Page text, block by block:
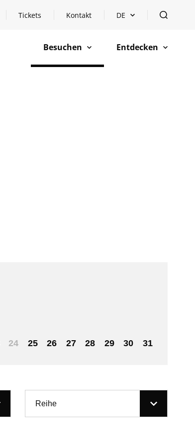
Tickets Kontakt Sprachauswahl öffnen
DE öffnen
Besuchen
öffnen Entdecken
öffnen
24 25 26 27 28 29 30 31
Reihe